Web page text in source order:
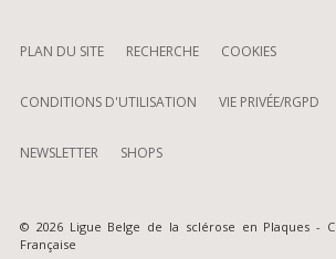
PLAN DU SITE RECHERCHE COOKIES
CONDITIONS D'UTILISATION VIE PRIVÉE/RGPD
NEWSLETTER SHOPS
© 2026 Ligue Belge de la sclérose en Plaques -
Française